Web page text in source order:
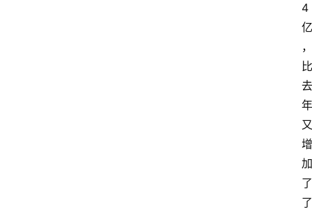
4
亿
，
比
去
年
又
增
加
了
了